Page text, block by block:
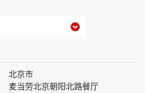

北京市
麦当劳北京朝阳北路餐厅